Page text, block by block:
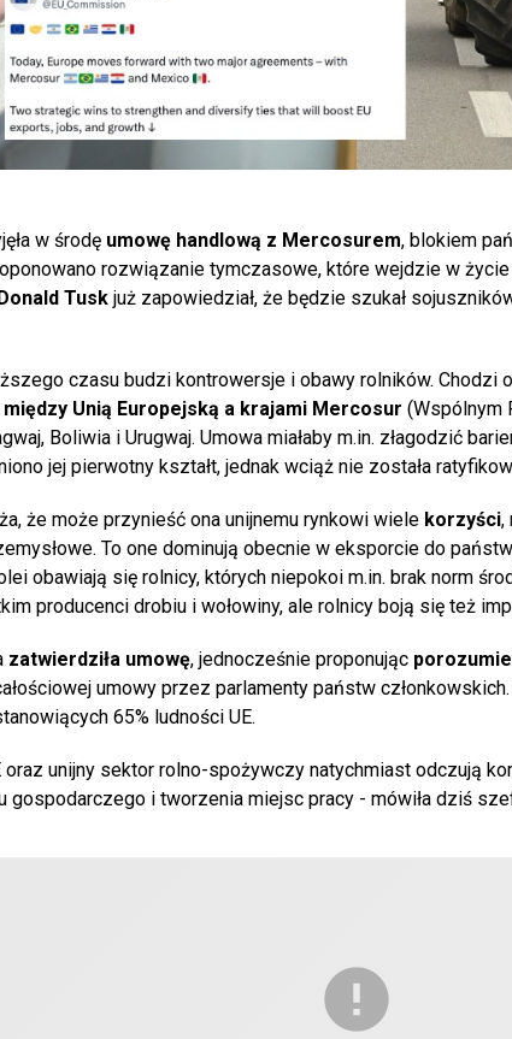
w środę umowę handlową z Mercosurem, blokiem
rozwiązanie tymczasowe, które wejdzie w
Tusk już zapowiedział, że będzie szukał
czasu budzi kontrowersje i obawy rolników. Chodzi o
Unią Europejską a krajami Mercosur (Wspólnym
Boliwia i Urugwaj. Umowa miałaby m.in. złagodzić
jej pierwotny kształt, jednak wciąż nie została
że może przynieść ona unijnemu rynkowi wiele korzyści,
To one dominują obecnie w eksporcie do
obawiają się rolnicy, których niepokoi m.in. brak norm
producenci drobiu i wołowiny, ale rolnicy boją się też
zatwierdziła umowę, jednocześnie proponując
umowy przez parlamenty państw
65% ludności UE.
unijny sektor rolno-spożywczy natychmiast odczują
gospodarczego i tworzenia miejsc pracy - mówiła dziś